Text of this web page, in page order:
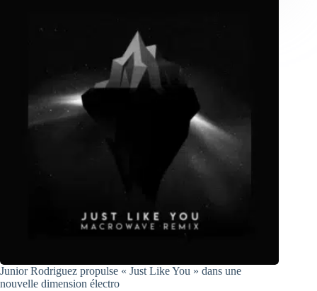
Junior Rodriguez propulse « Just Like You » dans une
nouvelle dimension électro